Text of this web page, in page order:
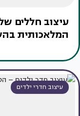
עיצוב חללים
המלאכותית
עיצוב חדרי ילדים